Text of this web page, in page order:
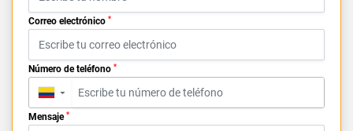
Correo electrónico *
Número de teléfono *
▼
Mensaje *